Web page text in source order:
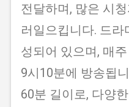
전달하며, 많은 시
러일으킵니다. 드
성되어 있으며, 매
9시10분에 방송됩
60분 길이로, 다양